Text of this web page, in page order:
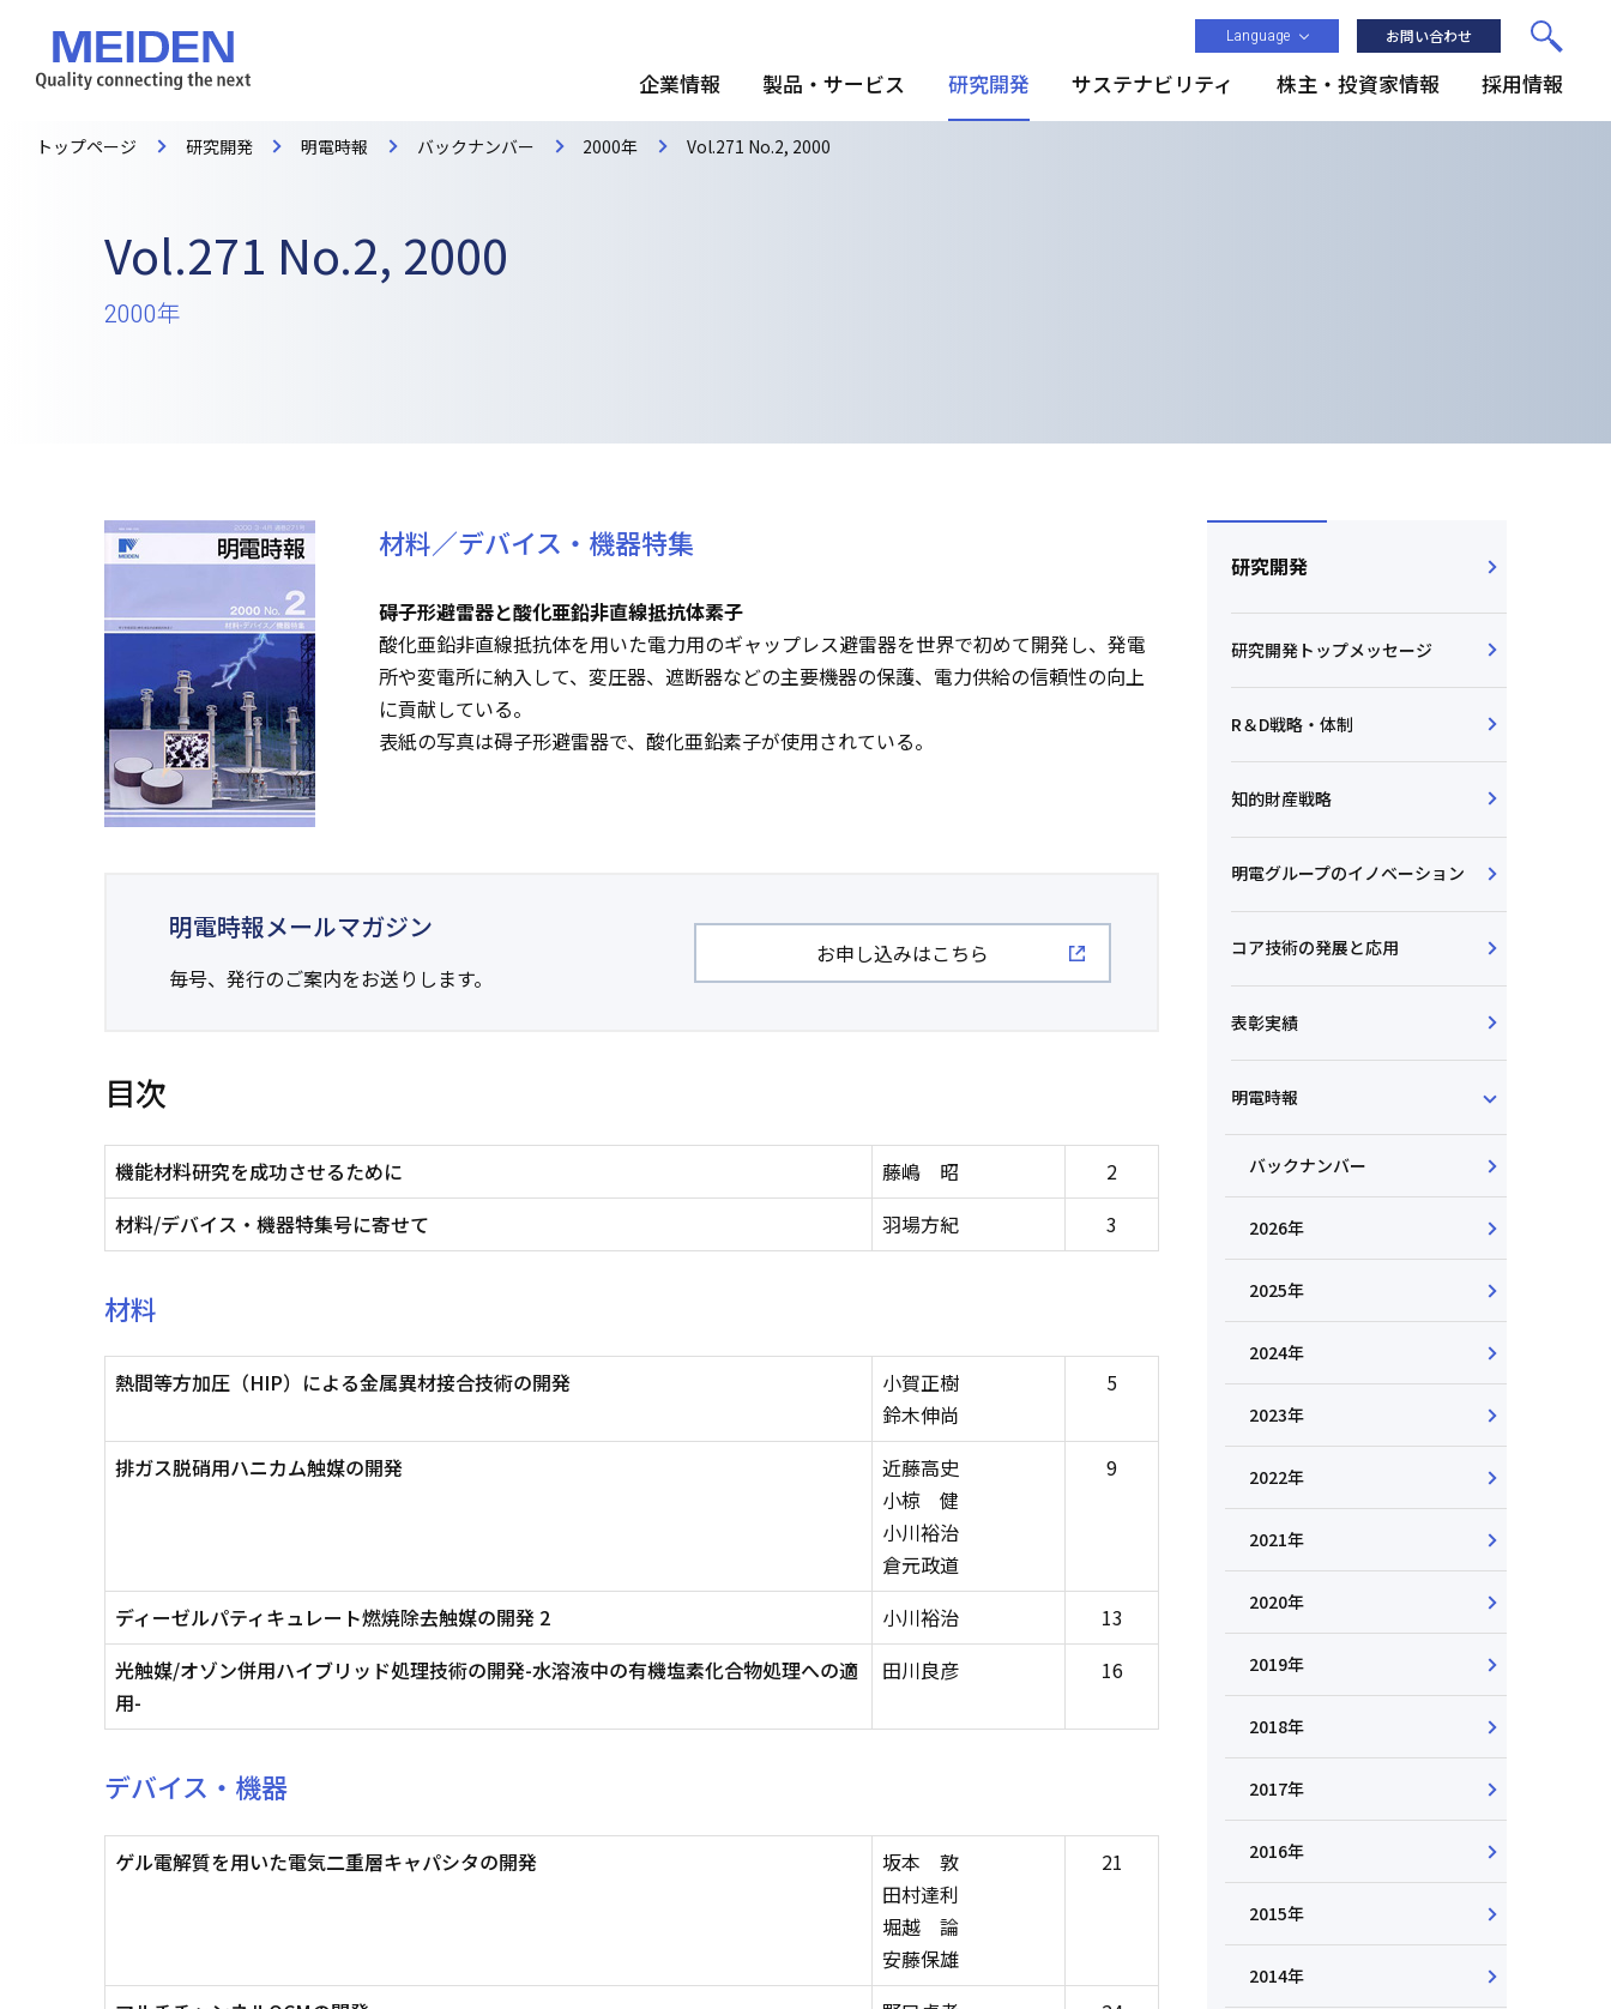
Language お問い合わせ
企業情報 製品・サービス 研究開発 サステナビリティ 株主・投資家情報 採用情報
トップページ 研究開発 明電時報 バックナンバー 2000年 Vol.271 No.2, 2000
Vol.271 No.2, 2000
2000年
材料／デバイス・機器特集
碍子形避雷器と酸化亜鉛非直線抵抗体素子
酸化亜鉛非直線抵抗体を用いた電力用のギャップレス避雷器を世界で初めて開発し、発電
所や変電所に納入して、変圧器、遮断器などの主要機器の保護、電力供給の信頼性の向上
に貢献している。
表紙の写真は碍子形避雷器で、酸化亜鉛素子が使用されている。
明電時報メールマガジン
毎号、発行のご案内をお送りします。
お申し込みはこちら
目次
機能材料研究を成功させるために 藤嶋 昭
2
材料/デバイス・機器特集号に寄せて
羽場方紀 3
材料
熱間等方加圧（HIP）による金属異材接合技術の開発
小賀正樹
鈴木伸尚
5
排ガス脱硝用ハニカム触媒の開発
近藤高史
小椋 健
小川裕治
倉元政道
9
ディーゼルパティキュレート燃焼除去触媒の開発 2 小川裕治
13
光触媒/オゾン併用ハイブリッド処理技術の開発-水溶液中の有機塩素化合物処理への適
用-
田川良彦 16
デバイス・機器
ゲル電解質を用いた電気二重層キャパシタの開発
坂本 敦
田村達利
堀越 論
安藤保雄
21
研究開発
研究開発トップメッセージ
R＆D戦略・体制
知的財産戦略
明電グループのイノベーション
コア技術の発展と応用
表彰実績
明電時報
バックナンバー
2026年
2025年
2024年
2023年
2022年
2021年
2020年
2019年
2018年
2017年
2016年
2015年
2014年